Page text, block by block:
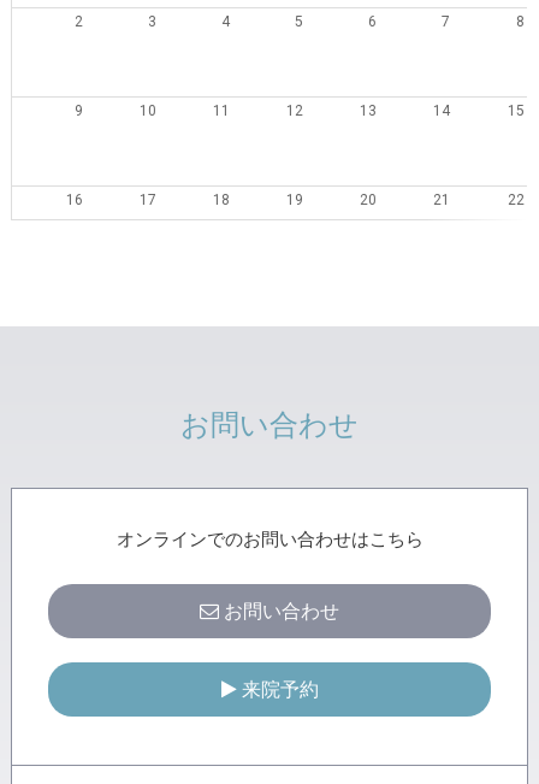
2 3 4 5 6 7 8
9 10 11 12 13 14 15
16 17 18 19 20 21 22
お問い合わせ
オンラインでのお問い合わせはこちら
お問い合わせ
来院予約